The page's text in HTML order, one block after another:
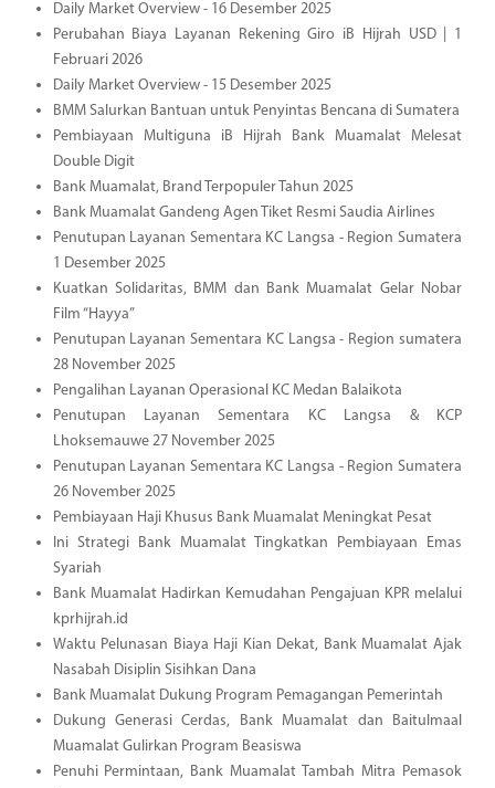
Daily Market Overview - 16 Desember 2025
Perubahan Biaya Layanan Rekening Giro iB Hijrah USD | 1
Februari 2026
Daily Market Overview - 15 Desember 2025
BMM Salurkan Bantuan untuk Penyintas Bencana di Sumatera
Pembiayaan Multiguna iB Hijrah Bank Muamalat Melesat
Double Digit
Bank Muamalat, Brand Terpopuler Tahun 2025
Bank Muamalat Gandeng Agen Tiket Resmi Saudia Airlines
Penutupan Layanan Sementara KC Langsa - Region Sumatera
1 Desember 2025
Kuatkan Solidaritas, BMM dan Bank Muamalat Gelar Nobar
Film “Hayya”
Penutupan Layanan Sementara KC Langsa - Region sumatera
28 November 2025
Pengalihan Layanan Operasional KC Medan Balaikota
Penutupan Layanan Sementara KC Langsa & KCP
Lhoksemauwe 27 November 2025
Penutupan Layanan Sementara KC Langsa - Region Sumatera
26 November 2025
Pembiayaan Haji Khusus Bank Muamalat Meningkat Pesat
Ini Strategi Bank Muamalat Tingkatkan Pembiayaan Emas
Syariah
Bank Muamalat Hadirkan Kemudahan Pengajuan KPR melalui
kprhijrah.id
Waktu Pelunasan Biaya Haji Kian Dekat, Bank Muamalat Ajak
Nasabah Disiplin Sisihkan Dana
Bank Muamalat Dukung Program Pemagangan Pemerintah
Dukung Generasi Cerdas, Bank Muamalat dan Baitulmaal
Muamalat Gulirkan Program Beasiswa
Penuhi Permintaan, Bank Muamalat Tambah Mitra Pemasok